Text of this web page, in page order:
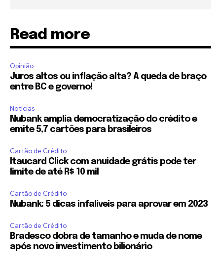
Read more
Opinião
Juros altos ou inflação alta? A queda de braço
entre BC e governo!
Notícias
Nubank amplia democratização do crédito e
emite 5,7 cartões para brasileiros
Cartão de Crédito
Itaucard Click com anuidade grátis pode ter
limite de até R$ 10 mil
Cartão de Crédito
Nubank: 5 dicas infalíveis para aprovar em 2023
Cartão de Crédito
Bradesco dobra de tamanho e muda de nome
após novo investimento bilionário